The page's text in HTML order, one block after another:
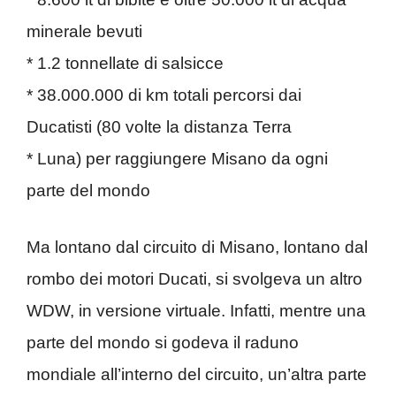
minerale bevuti
* 1.2 tonnellate di salsicce
* 38.000.000 di km totali percorsi dai
Ducatisti (80 volte la distanza Terra
* Luna) per raggiungere Misano da ogni
parte del mondo
Ma lontano dal circuito di Misano, lontano dal
rombo dei motori Ducati, si svolgeva un altro
WDW, in versione virtuale. Infatti, mentre una
parte del mondo si godeva il raduno
mondiale all’interno del circuito, un’altra parte